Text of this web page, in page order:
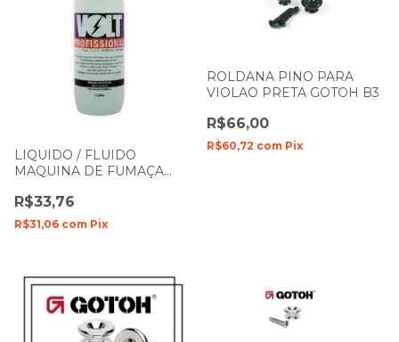
LIQUIDO / FLUIDO
MAQUINA DE FUMAÇA
1L VOLT DENSO
R$33,76
R$31,06 com Pix
ROLDANA PINO PARA
VIOLAO PRETA GOTOH B3
R$66,00
R$60,72 com Pix